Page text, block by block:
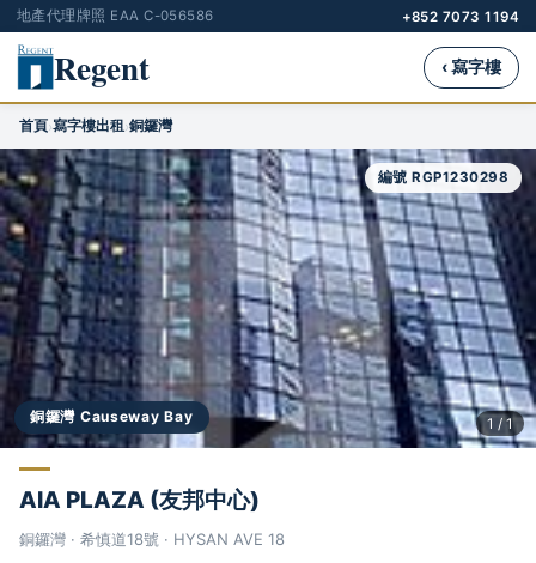
地產代理牌照 EAA C-056586 +852 7073 1194
Regent ‹ 寫字樓
首頁›寫字樓出租›銅鑼灣
銅鑼灣 Causeway Bay
編號 RGP1230298
1 / 1
AIA PLAZA (友邦中心)
銅鑼灣 · 希慎道18號 · HYSAN AVE 18